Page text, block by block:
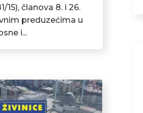
15), članova 8. i 26.
preduzećima u
i...